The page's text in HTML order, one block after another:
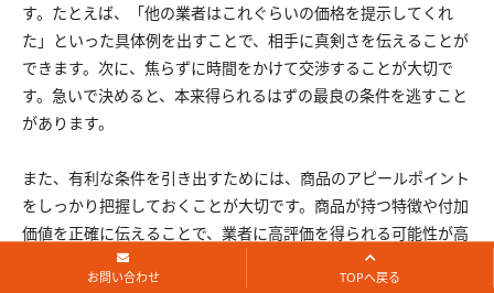
す。たとえば、「他の業者はこれぐらいの価格を提示してくれ
た」といった具体例を出すことで、相手に真剣さを伝えることが
できます。次に、焦らずに時間をかけて交渉することが大切で
す。急いで決めると、本来得られるはずの最良の条件を逃すこと
があります。
また、有利な条件を引き出すためには、商品のアピールポイント
をしっかり把握しておくことが大切です。商品が持つ特徴や付加
価値を正確に伝えることで、業者に高評価を得られる可能性が高
まります。また、あまり知られていないですが、季節やタイミン
グを意識することもポイントです。特定の時期に需要が高まる商
お問い合わせ TOPへ戻る